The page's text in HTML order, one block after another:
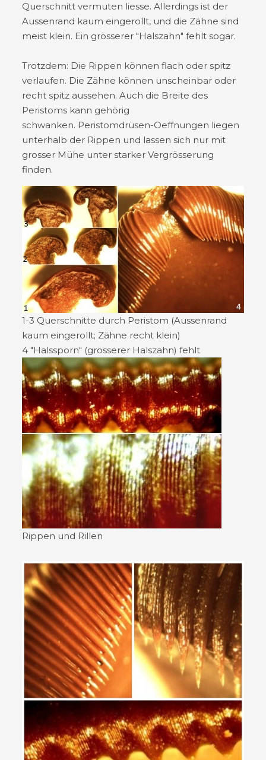
Querschnitt vermuten liesse. Allerdings ist der
Aussenrand kaum eingerollt, und die Zähne sind
meist klein. Ein grösserer "Halszahn" fehlt sogar.
Trotzdem: Die Rippen können flach oder spitz
verlaufen. Die Zähne können unscheinbar oder
recht spitz aussehen. Auch die Breite des
Peristoms kann gehörig
schwanken. Peristomdrüsen-Oeffnungen liegen
unterhalb der Rippen und lassen sich nur mit
grosser Mühe unter starker Vergrösserung
finden.
1-3 Querschnitte durch Peristom (Aussenrand
kaum eingerollt; Zähne recht klein)
4 "Halssporn" (grösserer Halszahn) fehlt
Rippen und Rillen